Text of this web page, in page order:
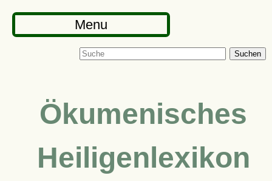
Menu
Suchen
Ökumenisches
Heiligenlexikon